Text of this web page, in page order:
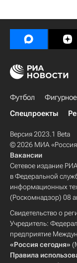
Футбол
Спецпроекты
Версия 2023.1 Beta
© 2026 МИА «Россия
Вакансии
Сетевое издание
в Федеральной
информационных
(Роскомнадзор) 08
Свидетельство о
Учредитель:
предприятие
«Россия сегодня»
Правила